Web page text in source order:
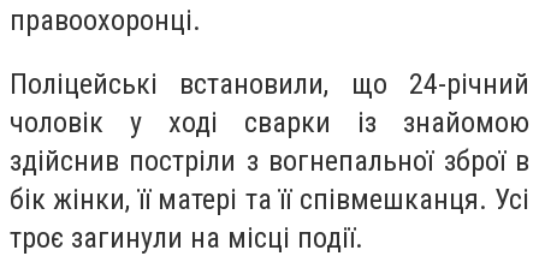
правоохоронці.
Поліцейські встановили, що 24-річний
чоловік у ході сварки із знайомою
здійснив постріли з вогнепальної зброї в
бік жінки, її матері та її співмешканця. Усі
троє загинули на місці події.